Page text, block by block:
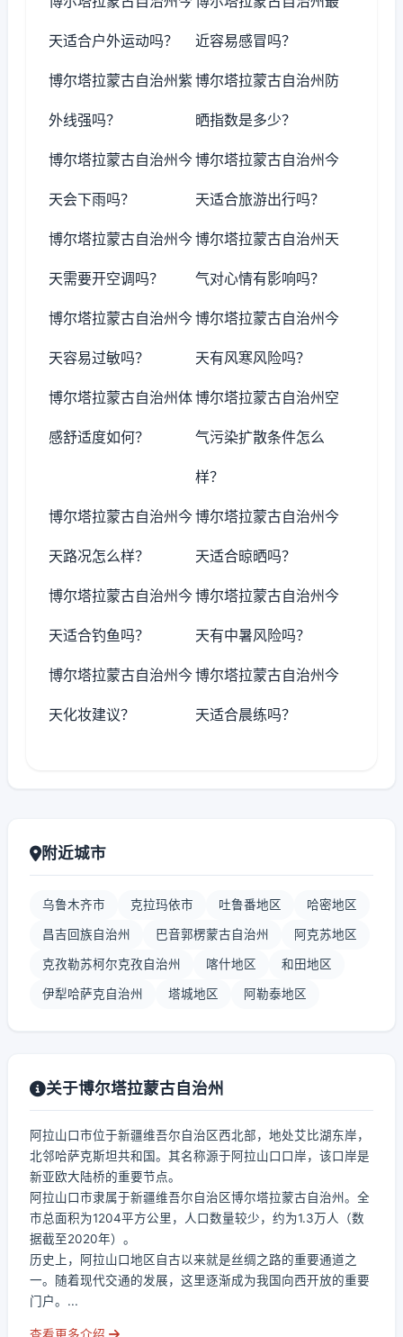
天适合户外运动吗？ 近容易感冒吗？
博尔塔拉蒙古自治州紫
外线强吗？
博尔塔拉蒙古自治州防
晒指数是多少？
博尔塔拉蒙古自治州今
天会下雨吗？
博尔塔拉蒙古自治州今
天适合旅游出行吗？
博尔塔拉蒙古自治州今
天需要开空调吗？
博尔塔拉蒙古自治州天
气对心情有影响吗？
博尔塔拉蒙古自治州今
天容易过敏吗？
博尔塔拉蒙古自治州今
天有风寒风险吗？
博尔塔拉蒙古自治州体
感舒适度如何？
博尔塔拉蒙古自治州空
气污染扩散条件怎么
样？
博尔塔拉蒙古自治州今
天路况怎么样？
博尔塔拉蒙古自治州今
天适合晾晒吗？
博尔塔拉蒙古自治州今
天适合钓鱼吗？
博尔塔拉蒙古自治州今
天有中暑风险吗？
博尔塔拉蒙古自治州今
天化妆建议？
博尔塔拉蒙古自治州今
天适合晨练吗？
附近城市
乌鲁木齐市 克拉玛依市 吐鲁番地区 哈密地区
昌吉回族自治州 巴音郭楞蒙古自治州 阿克苏地区
克孜勒苏柯尔克孜自治州 喀什地区 和田地区
伊犁哈萨克自治州 塔城地区 阿勒泰地区
关于博尔塔拉蒙古自治州
阿拉山口市位于新疆维吾尔自治区西北部，地处艾比湖东岸，
北邻哈萨克斯坦共和国。其名称源于阿拉山口口岸，该口岸是
新亚欧大陆桥的重要节点。
阿拉山口市隶属于新疆维吾尔自治区博尔塔拉蒙古自治州。全
市总面积为1204平方公里，人口数量较少，约为1.3万人（数
据截至2020年）。
历史上，阿拉山口地区自古以来就是丝绸之路的重要通道之
一。随着现代交通的发展，这里逐渐成为我国向西开放的重要
门户。...